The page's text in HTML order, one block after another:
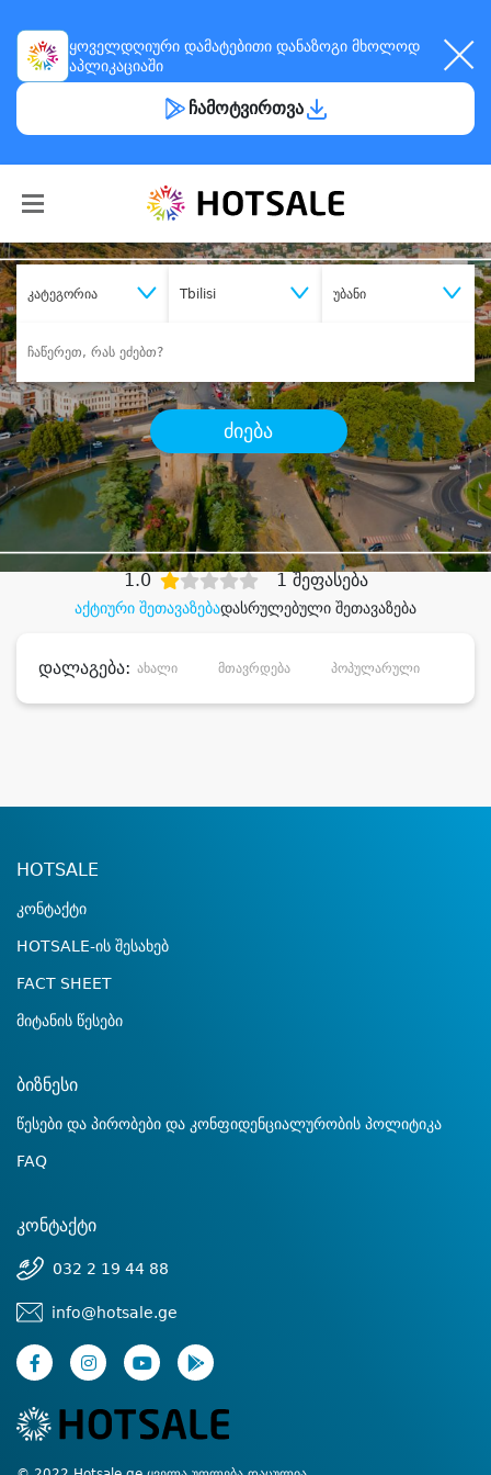
ყოველდღიური დამატებითი დანაზოგი მხოლოდ
აპლიკაციაში
ჩამოტვირთვა
კატეგორია Tbilisi უბანი
ძიება
შეიძინესასურველი მომსახურება
დიდი დანაზოგით
აქტიური შეთავაზებადასრულებული შეთავაზება
1.0 1 შეფასება
დალაგება: ახალი მთავრდება პოპულარული
HOTSALE
კონტაქტი
HOTSALE-ის შესახებ
FACT SHEET
მიტანის წესები
ბიზნესი
წესები და პირობები და კონფიდენციალურობის პოლიტიკა
FAQ
კონტაქტი
032 2 19 44 88
info@hotsale.ge